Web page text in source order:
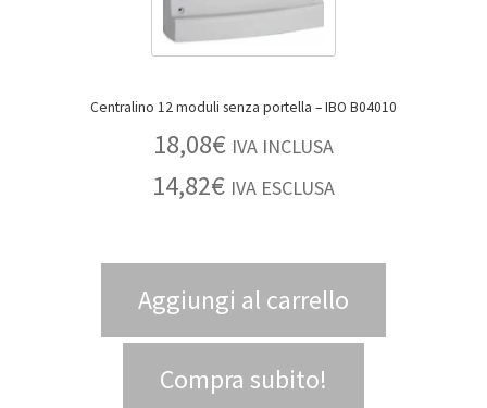
Centralino 12 moduli senza portella – IBO B04010
18,08€ IVA INCLUSA
14,82€ IVA ESCLUSA
Aggiungi al carrello
Compra subito!